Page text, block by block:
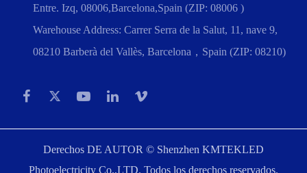
Entre. Izq, 08006,Barcelona,Spain (ZIP: 08006 )
Warehouse Address: Carrer Serra de la Salut, 11, nave 9,
08210 Barberà del Vallès, Barcelona，Spain (ZIP: 08210)
Derechos DE AUTOR © Shenzhen KMTEKLED
Photoelectricity Co.,LTD. Todos los derechos reservados.